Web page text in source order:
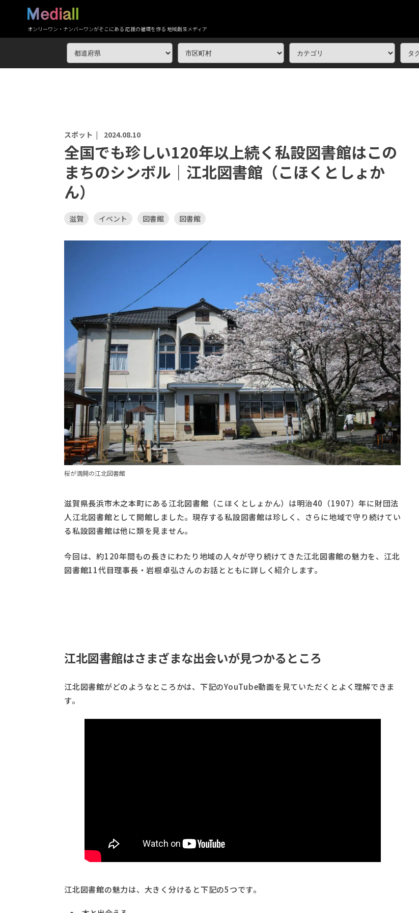
オンリーワン・ナンバーワンがそこにある 応援の循環を作る 地域創生メディア
スポット | 2024.08.10
全国でも珍しい120年以上続く私設図書館はこの
まちのシンボル｜江北図書館（こほくとしょか
ん）
滋賀 イベント 図書館 図書館
桜が満開の江北図書館
滋賀県長浜市木之本町にある江北図書館（こほくとしょかん）は明治40（1907）年に財団法
人江北図書館として開館しました。現存する私設図書館は珍しく、さらに地域で守り続けてい
る私設図書館は他に類を見ません。
今回は、約120年間もの長きにわたり地域の人々が守り続けてきた江北図書館の魅力を、江北
図書館11代目理事長・岩根卓弘さんのお話とともに詳しく紹介します。
江北図書館はさまざまな出会いが見つかるところ
江北図書館がどのようなところかは、下記のYouTube動画を見ていただくとよく理解できま
す。
江北図書館の魅力は、大きく分けると下記の5つです。